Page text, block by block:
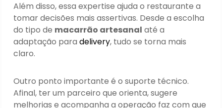
Além disso, essa expertise ajuda o restaurante a
tomar decisões mais assertivas. Desde a escolha
do tipo de macarrão artesanal até a
adaptação paradelivery, tudo se torna mais
claro.
Outro ponto importante é o suporte técnico.
Afinal, ter um parceiro que orienta, sugere
melhorias e acompanha a operação faz com que